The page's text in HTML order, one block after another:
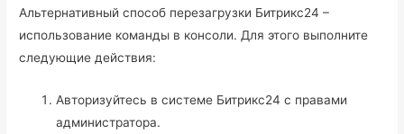
Альтернативный способ перезагрузки Битрикс24 –
использование команды в консоли. Для этого выполните
следующие действия:
Авторизуйтесь в системе Битрикс24 с правами
администратора.